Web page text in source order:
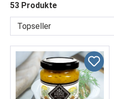
53 Produkte